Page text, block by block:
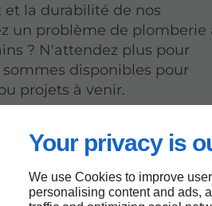
Your privacy is
We use Cookies to improve
personalising content and ads,
la durabilité de nos
un problème de plomberie
? N'attendez plus pour
disponibles pour
projets à venir.
Vieux-